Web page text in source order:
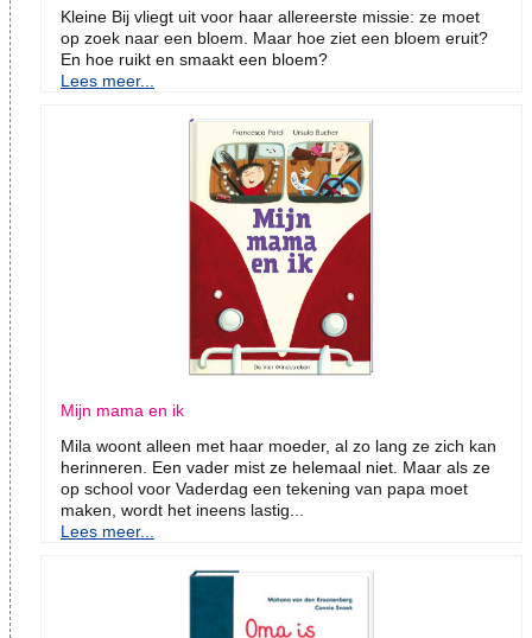
Kleine Bij vliegt uit voor haar allereerste missie: ze moet
op zoek naar een bloem. Maar hoe ziet een bloem eruit?
En hoe ruikt en smaakt een bloem?
Lees meer...
Mijn mama en ik
Mila woont alleen met haar moeder, al zo lang ze zich kan
herinneren. Een vader mist ze helemaal niet. Maar als ze
op school voor Vaderdag een tekening van papa moet
maken, wordt het ineens lastig...
Lees meer...